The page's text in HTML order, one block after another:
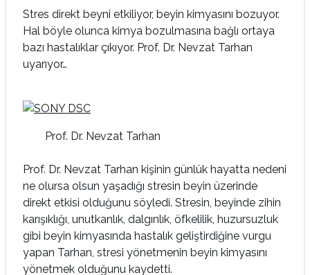
Stres direkt beyni etkiliyor, beyin kimyasını bozuyor.
Hal böyle olunca kimya bozulmasına bağlı ortaya
bazı hastalıklar çıkıyor. Prof. Dr. Nevzat Tarhan
uyarıyor…
Prof. Dr. Nevzat Tarhan
Prof. Dr. Nevzat Tarhan kişinin günlük hayatta nedeni
ne olursa olsun yaşadığı stresin beyin üzerinde
direkt etkisi olduğunu söyledi. Stresin, beyinde zihin
karışıklığı, unutkanlık, dalgınlık, öfkelilik, huzursuzluk
gibi beyin kimyasında hastalık geliştirdiğine vurgu
yapan Tarhan, stresi yönetmenin beyin kimyasını
yönetmek olduğunu kaydetti.